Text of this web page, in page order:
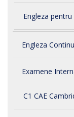
Engleza pentru
Engleza
Examene
C1 CAE